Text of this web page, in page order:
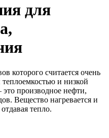
для
которого считается очень
и низкой
производное нефти,
Вещество нагревается и
тепло.